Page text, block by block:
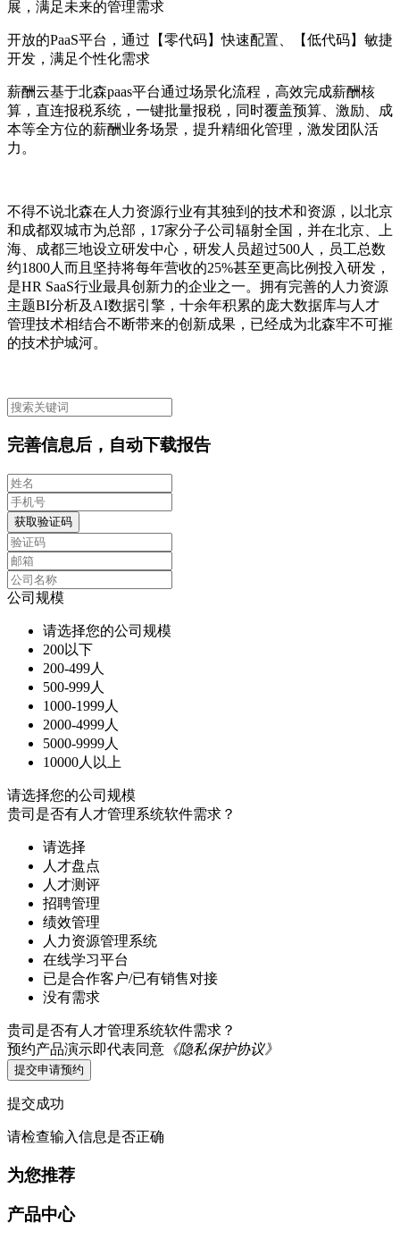
展，满足未来的管理需求
开放的PaaS平台，通过【零代码】快速配置、【低代码】敏捷
开发，满足个性化需求
薪酬云基于北森paas平台通过场景化流程，高效完成薪酬核
算，直连报税系统，一键批量报税，同时覆盖预算、激励、成
本等全方位的薪酬业务场景，提升精细化管理，激发团队活
力。
不得不说北森在人力资源行业有其独到的技术和资源，以北京
和成都双城市为总部，17家分子公司辐射全国，并在北京、上
海、成都三地设立研发中心，研发人员超过500人，员工总数
约1800人而且坚持将每年营收的25%甚至更高比例投入研发，
是HR SaaS行业最具创新力的企业之一。拥有完善的人力资源
主题BI分析及AI数据引擎，十余年积累的庞大数据库与人才
管理技术相结合不断带来的创新成果，已经成为北森牢不可摧
的技术护城河。
完善信息后，自动下载报告
获取验证码
公司规模
请选择您的公司规模
200以下
200-499人
500-999人
1000-1999人
2000-4999人
5000-9999人
10000人以上
请选择您的公司规模
贵司是否有人才管理系统软件需求？
请选择
人才盘点
人才测评
招聘管理
绩效管理
人力资源管理系统
在线学习平台
已是合作客户/已有销售对接
没有需求
贵司是否有人才管理系统软件需求？
预约产品演示即代表同意 《隐私保护协议》
提交申请预约
提交成功
请检查输入信息是否正确
为您推荐
产品中心